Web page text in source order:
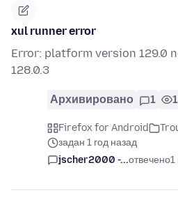
xul runner error
Error: platform version 129.0
128.0.3
Архивировано 1
Firefox for Android
задан 1 год назад
jscher2000 -...отвечено1